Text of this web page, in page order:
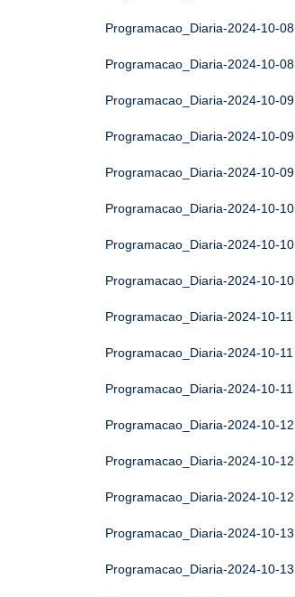
Programacao_Diaria-2024-10-08
Programacao_Diaria-2024-10-08
Programacao_Diaria-2024-10-09
Programacao_Diaria-2024-10-09
Programacao_Diaria-2024-10-09
Programacao_Diaria-2024-10-10
Programacao_Diaria-2024-10-10
Programacao_Diaria-2024-10-10
Programacao_Diaria-2024-10-11
Programacao_Diaria-2024-10-11
Programacao_Diaria-2024-10-11
Programacao_Diaria-2024-10-12
Programacao_Diaria-2024-10-12
Programacao_Diaria-2024-10-12
Programacao_Diaria-2024-10-13
Programacao_Diaria-2024-10-13